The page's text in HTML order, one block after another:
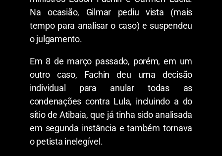
Na ocasião, Gilmar pediu vista (mais
tempo para analisar o caso) e suspendeu
o julgamento.
Em 8 de março passado, porém, em um
outro caso, Fachin deu uma decisão
individual para anular todas as
condenações contra Lula, incluindo a do
sítio de Atibaia, que já tinha sido analisada
em segunda instância e também tornava
o petista inelegível.